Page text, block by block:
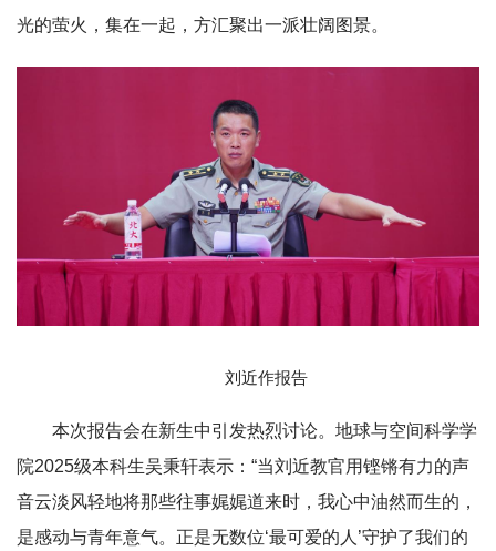
光的萤火，集在一起，方汇聚出一派壮阔图景。
刘近作报告
本次报告会在新生中引发热烈讨论。地球与空间科学学
院2025级本科生吴秉轩表示：“当刘近教官用铿锵有力的声
音云淡风轻地将那些往事娓娓道来时，我心中油然而生的，
是感动与青年意气。正是无数位‘最可爱的人’守护了我们的